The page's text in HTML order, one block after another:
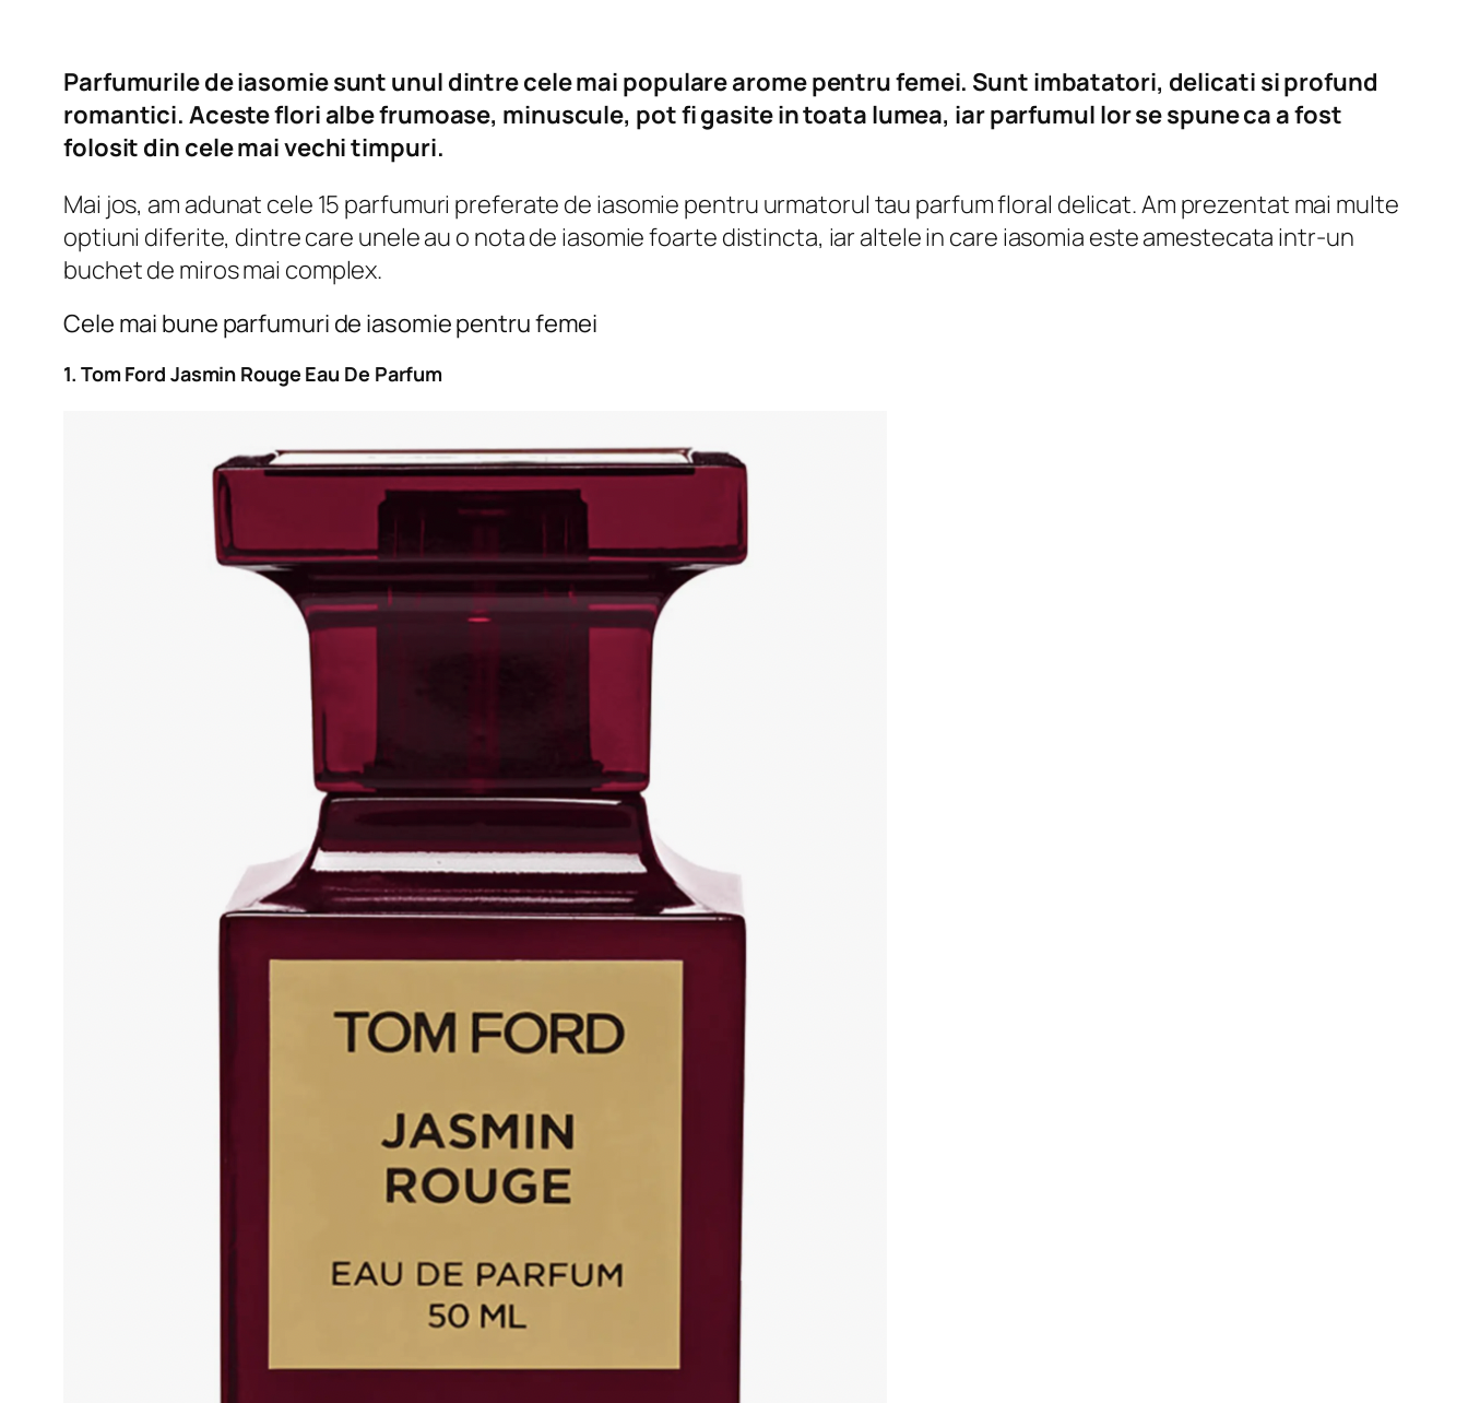
Parfumurile de iasomie sunt unul dintre cele mai populare arome pentru femei. Sunt imbatatori, delicati si profund
romantici. Aceste flori albe frumoase, minuscule, pot fi gasite in toata lumea, iar parfumul lor se spune ca a fost
folosit din cele mai vechi timpuri.
Mai jos, am adunat cele 15 parfumuri preferate de iasomie pentru urmatorul tau parfum floral delicat. Am prezentat mai multe
optiuni diferite, dintre care unele au o nota de iasomie foarte distincta, iar altele in care iasomia este amestecata intr-un
buchet de miros mai complex.
Cele mai bune parfumuri de iasomie pentru femei
1. Tom Ford Jasmin Rouge Eau De Parfum